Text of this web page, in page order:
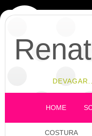
HOME
COSTURA